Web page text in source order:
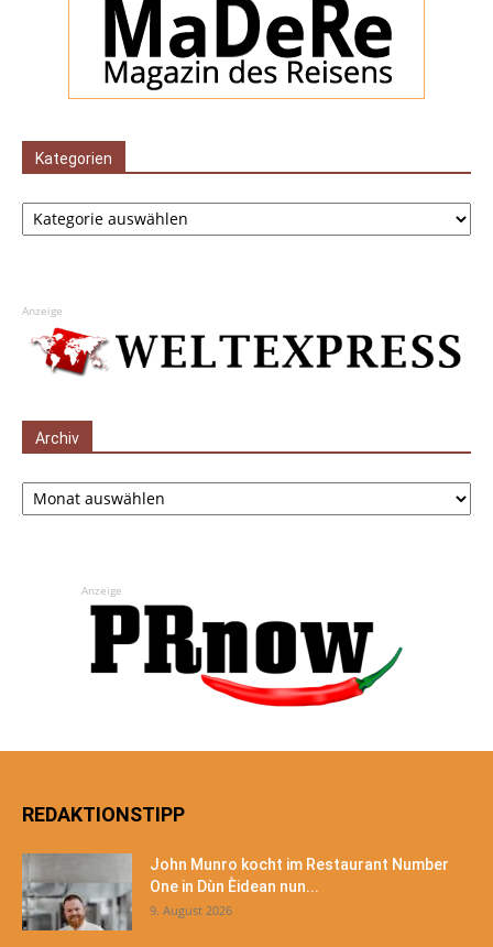
Kategorien
Kategorien
Anzeige
Archiv
Archiv
Anzeige
REDAKTIONSTIPP
John Munro kocht im Restaurant Number
One in Dùn Èidean nun...
9. August 2026